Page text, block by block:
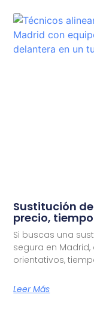
Sustitución
precio,
Si buscas una
segura en
orientativos,
Leer Más